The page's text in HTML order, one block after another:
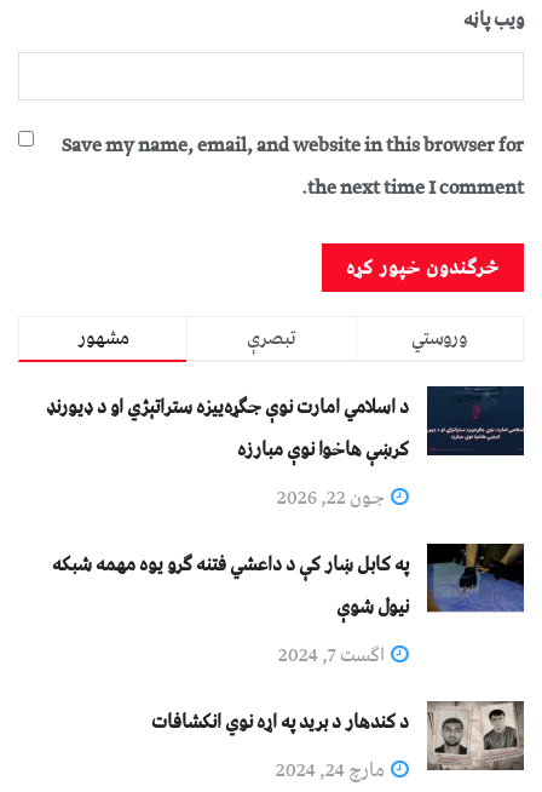
ویب پاڼه
Save my name, email, and website in this browser for
the next time I comment.
مشهور تبصرې
وروستي
د اسلامي امارت نوې جګړه‌ییزه ستراتېژي او د ډیورنډ
کرښې هاخوا نوې مبارزه
جون 22, 2026
په کابل ښار کې د داعشي فتنه ګرو يوه مهمه شبکه
نيول شوې
اگست 7, 2024
د کندهار د برید په اړه نوي انکشافات
مارچ 24, 2024